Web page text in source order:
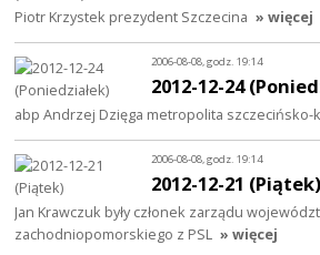
Piotr Krzystek prezydent Szczecina » więcej
2006-08-08, godz. 19:14
2012-12-24
abp Andrzej Dzięga metropolita szczecińsko-
2006-08-08, godz. 19:14
2012-12-21 (Piątek)
Jan Krawczuk były członek zarządu
zachodniopomorskiego z PSL » więcej